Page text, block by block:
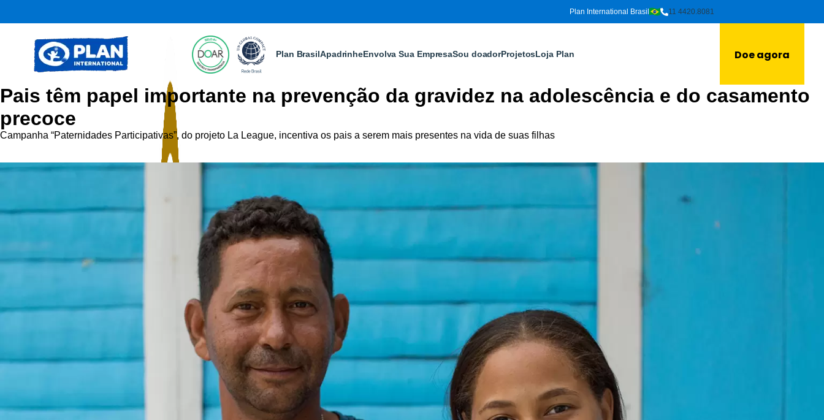
Plan International Brasil 11 4420.8081
Plan BrasilApadrinheEnvolva Sua EmpresaSou doadorProjetosLoja Plan Doe agora
Pais têm papel importante na prevenção da gravidez na adolescência e do casamento
precoce
Campanha “Paternidades Participativas”, do projeto La League, incentiva os pais a serem mais presentes na vida de suas filhas